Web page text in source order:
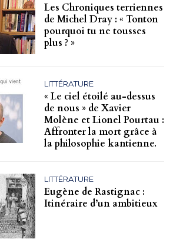
Les Chroniques terriennes
de Michel Dray : « Tonton
pourquoi tu ne tousses
plus ? »
LITTÉRATURE
« Le ciel étoilé au-dessus
de nous » de Xavier
Molène et Lionel Pourtau :
Affronter la mort grâce à
la philosophie kantienne.
LITTÉRATURE
Eugène de Rastignac :
Itinéraire d’un ambitieux